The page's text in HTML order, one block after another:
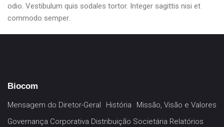
odio. Vestibulum quis sodales tortor. Integer sagittis nisi et
commodo semper.
Biocom
Mensagem do Diretor-Geral História
Missão, Visão e Valores
Governança Corporativa Distribuição Societária Relatórios